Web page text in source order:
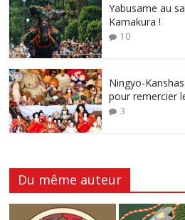
Yabusame au
Kamakura !
10
Ningyo-
pour remercier
3
Du même auteur